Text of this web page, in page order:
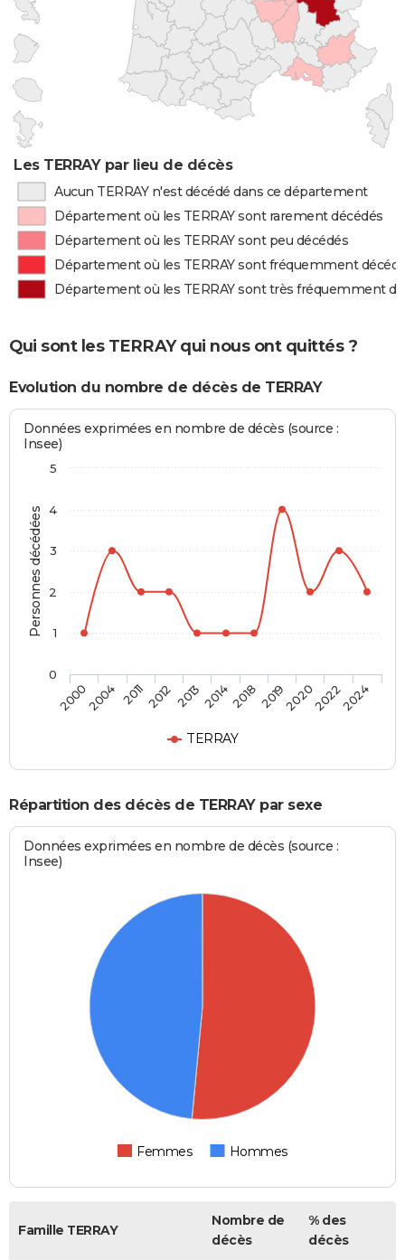
Les TERRAY par lieu de décès
Aucun TERRAY n'est décédé dans ce département
Département où les TERRAY sont rarement décédés
Département où les TERRAY sont peu décédés
Département où les TERRAY sont fréquemment
Département où les TERRAY sont très fréquemment
Qui sont les TERRAY qui nous ont quittés ?
Evolution du nombre de décès de TERRAY
Personnes décédées
Données exprimées en nombre de décès (source :
Insee)
TERRAY
20002004 20112012 2013201420182019202020222024
0
1
2
3
4
5
Répartition des décès de TERRAY par sexe
Données exprimées en nombre de décès (source :
Insee)
Femmes Hommes
Famille TERRAY
Nombre de
décès
% des
décès